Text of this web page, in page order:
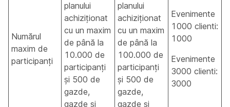
Numărul
maxim de
participanți
planului
achiziționat
cu un maxim
de până la
10.000 de
participanți
și 500 de
gazde,
gazde și
planului
achiziționat
cu un maxim
de până la
100.000 de
participanți
și 500 de
gazde,
gazde și
Evenimente
1000 clienti:
1000
Evenimente
3000 clienti:
3000